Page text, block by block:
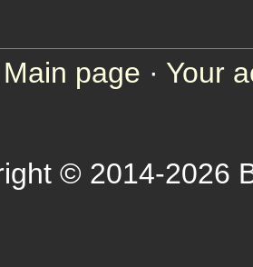
Main page · Your
© 2014-2026